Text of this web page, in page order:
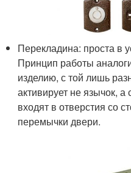
Перекладина: проста в
Принцип работы
изделию, с той лишь
активирует не язычок,
входят в отверстия со
перемычки двери.